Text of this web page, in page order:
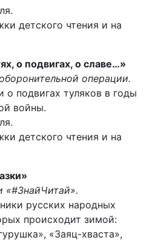
детского чтения и на
о подвигах, о славе…»
операции.
о подвигах туляков в годы
войны.
детского чтения и на
«#ЗнайЧитай».
русских народных
происходит зимой:
«Заяц-хваста»,